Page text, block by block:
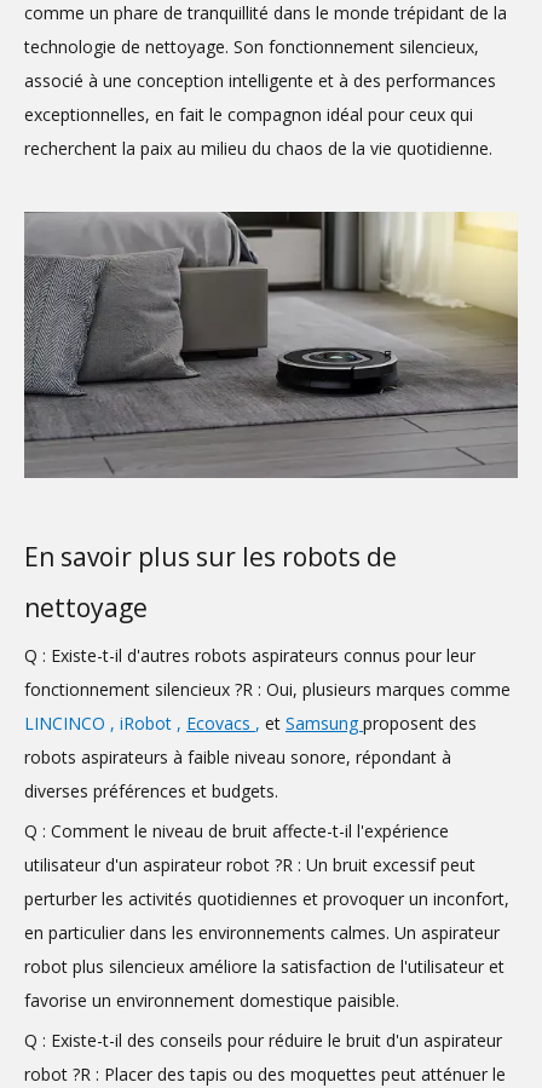
comme un phare de tranquillité dans le monde trépidant de la
technologie de nettoyage. Son fonctionnement silencieux,
associé à une conception intelligente et à des performances
exceptionnelles, en fait le compagnon idéal pour ceux qui
recherchent la paix au milieu du chaos de la vie quotidienne.
En savoir plus sur les robots de
nettoyage
Q : Existe-t-il d'autres robots aspirateurs connus pour leur
fonctionnement silencieux ?R : Oui, plusieurs marques comme
LINCINCO , iRobot , Ecovacs , et Samsung proposent des
robots aspirateurs à faible niveau sonore, répondant à
diverses préférences et budgets.
Q : Comment le niveau de bruit affecte-t-il l'expérience
utilisateur d'un aspirateur robot ?R : Un bruit excessif peut
perturber les activités quotidiennes et provoquer un inconfort,
en particulier dans les environnements calmes. Un aspirateur
robot plus silencieux améliore la satisfaction de l'utilisateur et
favorise un environnement domestique paisible.
Q : Existe-t-il des conseils pour réduire le bruit d'un aspirateur
robot ?R : Placer des tapis ou des moquettes peut atténuer le